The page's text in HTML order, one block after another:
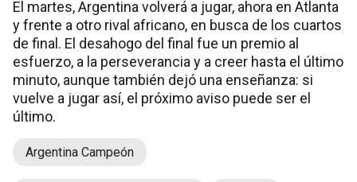
El martes, Argentina volverá a jugar, ahora en Atlanta
y frente a otro rival africano, en busca de los cuartos
de final. El desahogo del final fue un premio al
esfuerzo, a la perseverancia y a creer hasta el último
minuto, aunque también dejó una enseñanza: si
vuelve a jugar así, el próximo aviso puede ser el
último.
Argentina Campeón